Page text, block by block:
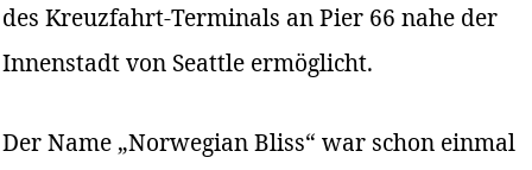
des Kreuzfahrt-Terminals an Pier 66 nahe der
Innenstadt von Seattle ermöglicht.
Der Name „Norwegian Bliss“ war schon einmal